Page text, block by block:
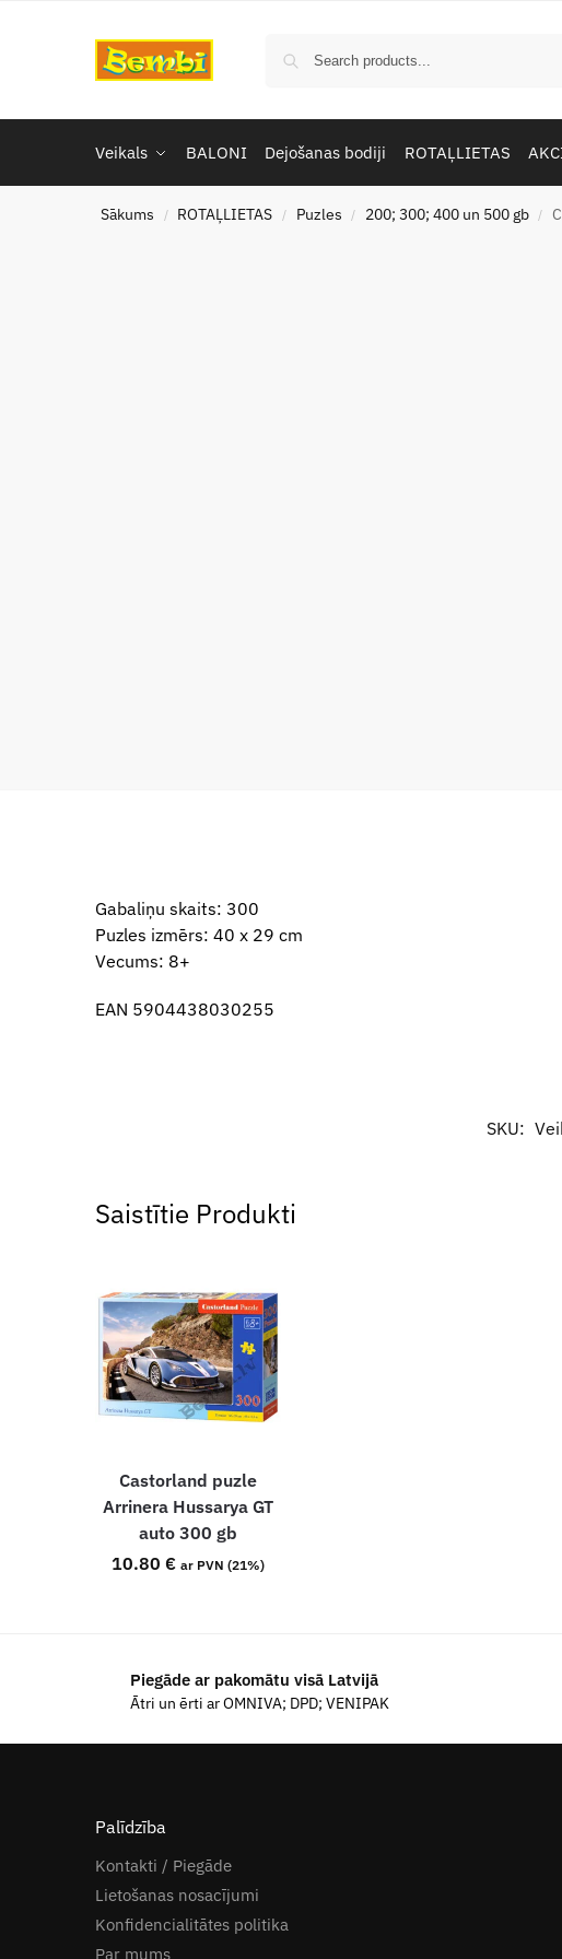
Veikals BALONI Dejošanas bodiji ROTAĻLIETAS
Sākums / ROTAĻLIETAS / Puzles / 200; 300; 400 un 500 gb /
Gabaliņu skaits: 300
Puzles izmērs: 40 x 29 cm
Vecums: 8+
EAN 5904438030255
SKU:
Saistītie Produkti
Castorland puzle
Arrinera Hussarya GT
auto 300 gb
10.80 € ar PVN (21%)
Piegāde ar pakomātu visā Latvijā
Ātri un ērti ar OMNIVA; DPD; VENIPAK
Palīdzība
Kontakti / Piegāde
Lietošanas nosacījumi
Konfidencialitātes politika
Par mums